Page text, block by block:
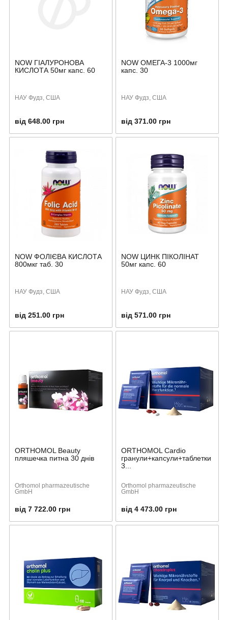
NOW ГІАЛУРОНОВА
КИСЛОТА 50мг капс. 60
НАУ Фудз, США
від 648.00 грн
NOW ОМЕГА-3 1000мг
капс. 30
НАУ Фудз, США
від 371.00 грн
NOW ФОЛІЄВА КИСЛОТА
800мкг таб. 30
НАУ Фудз, США
від 251.00 грн
NOW ЦИНК ПІКОЛІНАТ
50мг капс. 60
НАУ Фудз, США
від 571.00 грн
ORTHOMOL Beauty
пляшечка питна 30 днів
Orthomol pharmazeutische
GmbH
від 7 722.00 грн
ORTHOMOL Cardio
гранули+капсули+таблетки
3...
Orthomol pharmazeutische
GmbH
від 4 473.00 грн